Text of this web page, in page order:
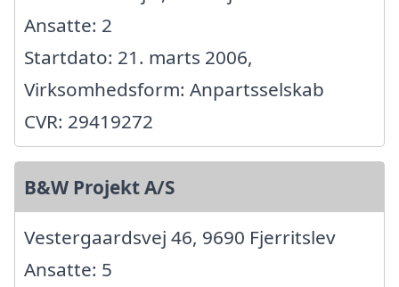
Ansatte: 2
Startdato: 21. marts 2006,
Virksomhedsform: Anpartsselskab
CVR: 29419272
B&W Projekt A/S
Vestergaardsvej 46, 9690 Fjerritslev
Ansatte: 5